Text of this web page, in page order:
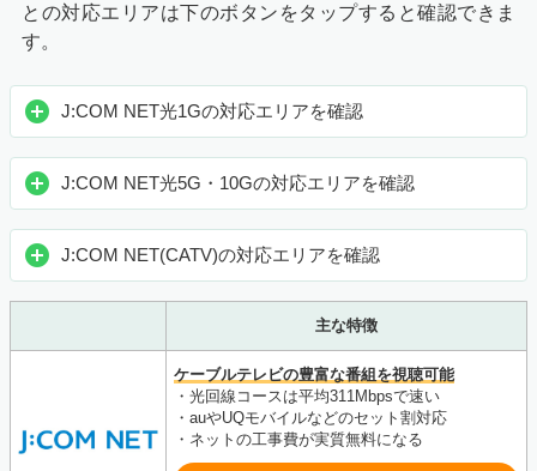
との対応エリアは下のボタンをタップすると確認できま
す。
J:COM NET光1Gの対応エリアを確認
J:COM NET光5G・10Gの対応エリアを確認
J:COM NET(CATV)の対応エリアを確認
主な特徴
ケーブルテレビの豊富な番組を視聴可能
・光回線コースは平均311Mbpsで速い
・auやUQモバイルなどのセット割対応
・ネットの工事費が実質無料になる